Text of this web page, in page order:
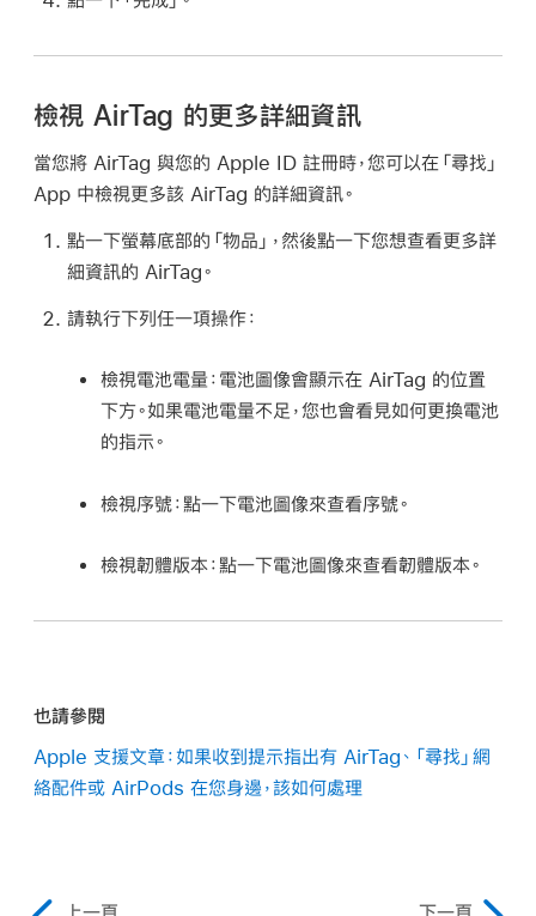
檢視 AirTag 的更多詳細資訊
當您將 AirTag 與您的 Apple ID 註冊時，您可以在「尋找」
App 中檢視更多該 AirTag 的詳細資訊。
點一下螢幕底部的「物品」，然後點一下您想查看更多詳
細資訊的 AirTag。
請執行下列任一項操作：
檢視電池電量： 電池圖像會顯示在 AirTag 的位置
下方。如果電池電量不足，您也會看見如何更換電池
的指示。
檢視序號：點一下電池圖像來查看序號。
檢視韌體版本：點一下電池圖像來查看韌體版本。
也請參閱
Apple 支援文章：如果收到提示指出有 AirTag、「尋找」網
絡配件或 AirPods 在您身邊，該如何處理